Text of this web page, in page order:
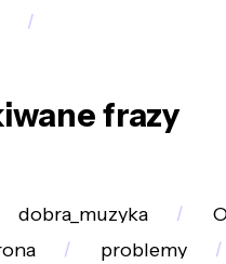
frazy
dobra_muzyka
problemy